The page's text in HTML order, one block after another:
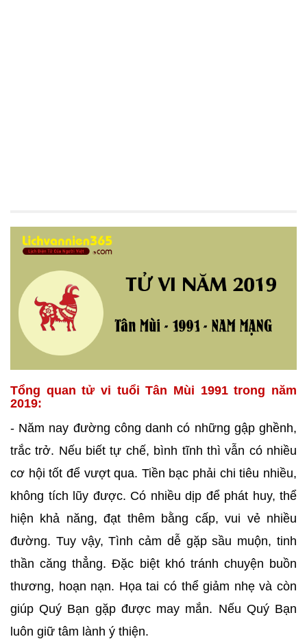
Tổng quan tử vi tuổi Tân Mùi 1991 trong năm
2019:
- Năm nay đường công danh có những gập ghềnh,
trắc trở. Nếu biết tự chế, bình tĩnh thì vẫn có nhiều
cơ hội tốt để vượt qua. Tiền bạc phải chi tiêu nhiều,
không tích lũy được. Có nhiều dịp để phát huy, thể
hiện khả năng, đạt thêm bằng cấp, vui vẻ nhiều
đường. Tuy vậy, Tình cảm dễ gặp sầu muộn, tinh
thần căng thẳng. Đặc biệt khó tránh chuyện buồn
thương, hoạn nạn. Họa tai có thể giảm nhẹ và còn
giúp Quý Bạn gặp được may mắn. Nếu Quý Bạn
luôn giữ tâm lành ý thiện.